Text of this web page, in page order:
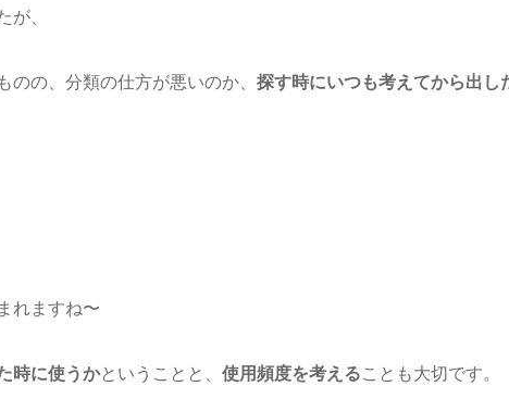
、
のの、分類の仕方が悪いのか、 探す時にいつも考えてから出
れますね〜
時に使うかということと、 使用頻度を考えることも大切です。